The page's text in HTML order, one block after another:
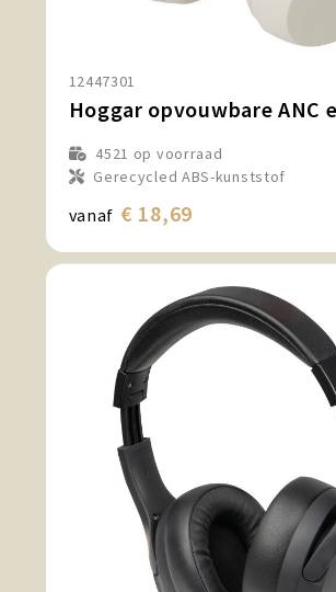
12447301
4521 op voorraad
Gerecycled ABS-kunststof
vanaf € 18,69